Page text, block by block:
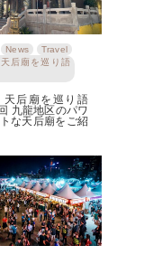
News
Travel
后廟を巡り語
天后廟を巡り語
九龍地区のパワ
な天后廟をご紹